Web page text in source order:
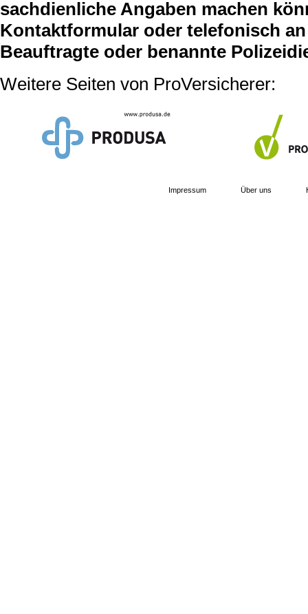
sachdienliche Angaben machen
Kontaktformular oder telefonisch
Beauftragte oder benannte
Weitere Seiten von ProVersicherer:
Impressum Über uns